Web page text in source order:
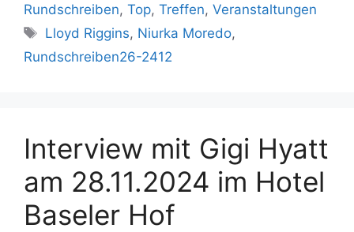
Rundschreiben, Top, Treffen, Veranstaltungen
Schlagwörter
Lloyd Riggins, Niurka Moredo,
Rundschreiben26-2412
Interview mit Gigi Hyatt
am 28.11.2024 im Hotel
Baseler Hof